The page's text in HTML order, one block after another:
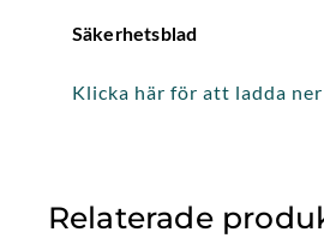
Säkerhetsblad
Klicka här för att ladda ner
Relaterade